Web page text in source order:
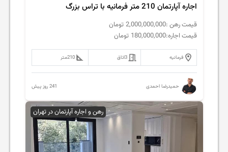
اجاره آپارتمان 210 متر فرمانیه با تراس بزرگ
قیمت رهن :2,000,000,000 تومان
قیمت اجاره:180,000,000 تومان
فرمانیه 3اتاق 210متر
حمیدرضا احمدی 241 روز پیش
رهن و اجاره آپارتمان در تهران